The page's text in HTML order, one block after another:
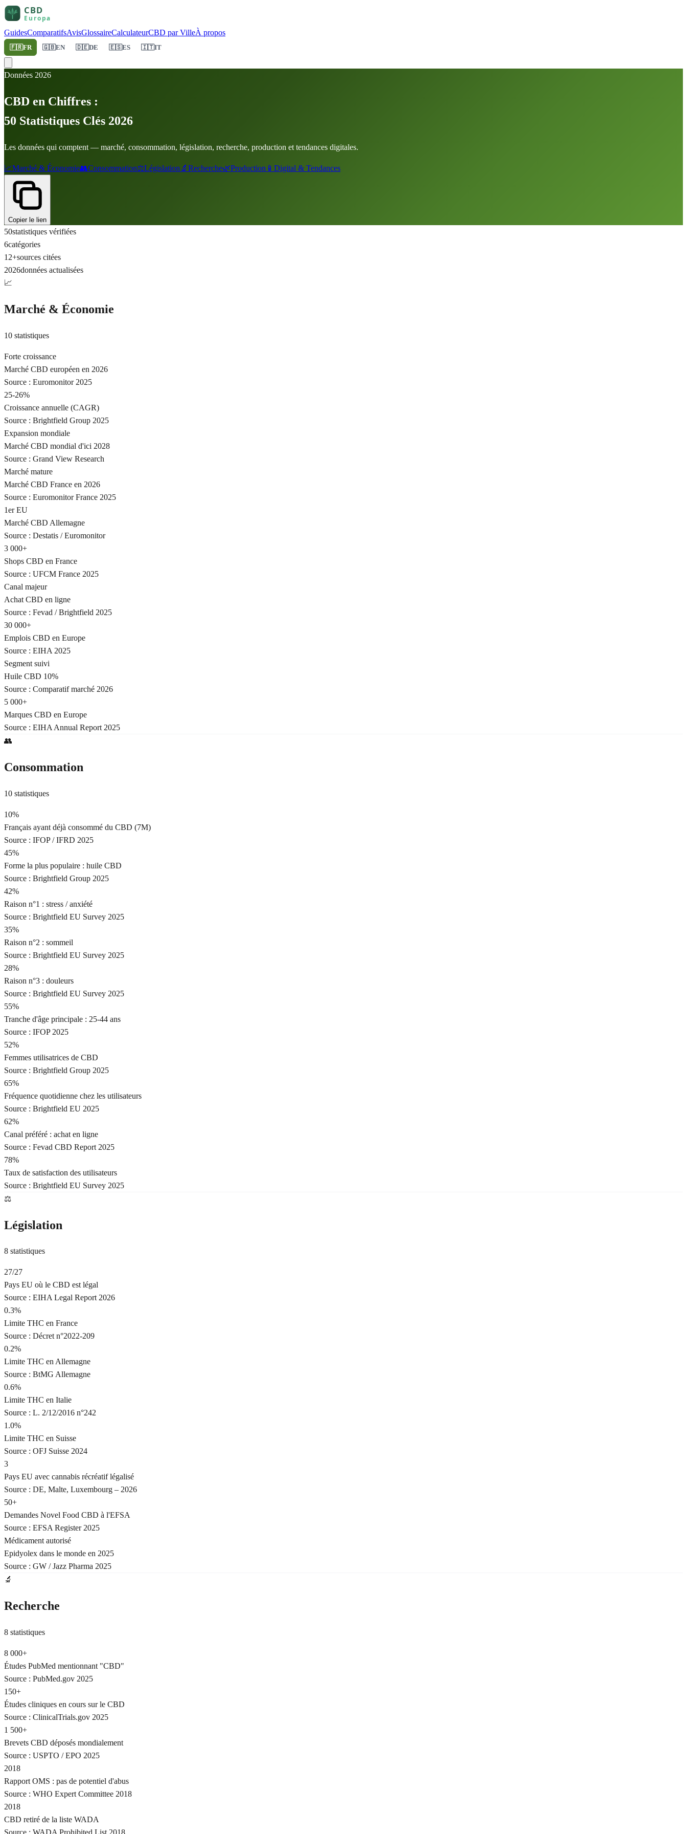
GuidesComparatifsAvisGlossaireCalculateurCBD par VilleÀ propos
🇫🇷FR 🇬🇧EN 🇩🇪DE 🇪🇸ES 🇮🇹IT
Données 2026
CBD en Chiffres :
50 Statistiques Clés 2026
Les données qui comptent — marché, consommation, législation, recherche, production et tendances digitales.
📈Marché & Économie👥Consommation⚖️Législation 🔬 Recherche🌿Production 📱 Digital & Tendances
Copier le lien
50statistiques vérifiées
6catégories
12+sources citées
2026données actualisées
📈
Marché & Économie
10 statistiques
Forte croissance
Marché CBD européen en 2026
Source : Euromonitor 2025
25-26%
Croissance annuelle (CAGR)
Source : Brightfield Group 2025
Expansion mondiale
Marché CBD mondial d'ici 2028
Source : Grand View Research
Marché mature
Marché CBD France en 2026
Source : Euromonitor France 2025
1er EU
Marché CBD Allemagne
Source : Destatis / Euromonitor
3 000+
Shops CBD en France
Source : UFCM France 2025
Canal majeur
Achat CBD en ligne
Source : Fevad / Brightfield 2025
30 000+
Emplois CBD en Europe
Source : EIHA 2025
Segment suivi
Huile CBD 10%
Source : Comparatif marché 2026
5 000+
Marques CBD en Europe
Source : EIHA Annual Report 2025
👥
Consommation
10 statistiques
10%
Français ayant déjà consommé du CBD (7M)
Source : IFOP / IFRD 2025
45%
Forme la plus populaire : huile CBD
Source : Brightfield Group 2025
42%
Raison n°1 : stress / anxiété
Source : Brightfield EU Survey 2025
35%
Raison n°2 : sommeil
Source : Brightfield EU Survey 2025
28%
Raison n°3 : douleurs
Source : Brightfield EU Survey 2025
55%
Tranche d'âge principale : 25-44 ans
Source : IFOP 2025
52%
Femmes utilisatrices de CBD
Source : Brightfield Group 2025
65%
Fréquence quotidienne chez les utilisateurs
Source : Brightfield EU 2025
62%
Canal préféré : achat en ligne
Source : Fevad CBD Report 2025
78%
Taux de satisfaction des utilisateurs
Source : Brightfield EU Survey 2025
⚖️
Législation
8 statistiques
27/27
Pays EU où le CBD est légal
Source : EIHA Legal Report 2026
0.3%
Limite THC en France
Source : Décret n°2022-209
0.2%
Limite THC en Allemagne
Source : BtMG Allemagne
0.6%
Limite THC en Italie
Source : L. 2/12/2016 n°242
1.0%
Limite THC en Suisse
Source : OFJ Suisse 2024
3
Pays EU avec cannabis récréatif légalisé
Source : DE, Malte, Luxembourg – 2026
50+
Demandes Novel Food CBD à l'EFSA
Source : EFSA Register 2025
Médicament autorisé
Epidyolex dans le monde en 2025
Source : GW / Jazz Pharma 2025
🔬
Recherche
8 statistiques
8 000+
Études PubMed mentionnant "CBD"
Source : PubMed.gov 2025
150+
Études cliniques en cours sur le CBD
Source : ClinicalTrials.gov 2025
1 500+
Brevets CBD déposés mondialement
Source : USPTO / EPO 2025
2018
Rapport OMS : pas de potentiel d'abus
Source : WHO Expert Committee 2018
2018
CBD retiré de la liste WADA